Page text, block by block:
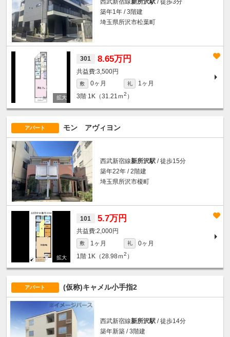
築年1年 / 3階建
埼玉県所沢市松葉町
301 8.65万円
3,500円
敷 0ヶ月 礼
1ヶ月
3階 1K（31.21ｍ2 ）
アパート モン アヴィヨン
西武新宿線新所沢駅 / 徒歩15分
築年22年 / 2階建
埼玉県所沢市榎町
101 5.7万円
2,000円
敷 1ヶ月 礼
0ヶ月
1階 1K（28.98ｍ2 ）
アパート (仮称)キャメル小手指2
西武新宿線新所沢駅 / 徒歩14分
築年新築 / 3階建